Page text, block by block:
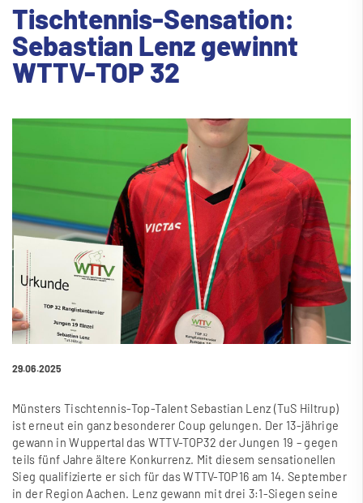
Tischtennis-Sensation:
Sebastian Lenz gewinnt
WTTV-TOP 32
29.06.2025
Münsters Tischtennis-Top-Talent Sebastian Lenz (TuS Hiltrup)
ist erneut ein ganz besonderer Coup gelungen. Der 13-jährige
gewann in Wuppertal das WTTV-TOP32 der Jungen 19 – gegen
teils fünf Jahre ältere Konkurrenz. Mit diesem sensationellen
Sieg qualifizierte er sich für das WTTV-TOP16 am 14. September
in der Region Aachen. Lenz gewann mit drei 3:1-Siegen seine